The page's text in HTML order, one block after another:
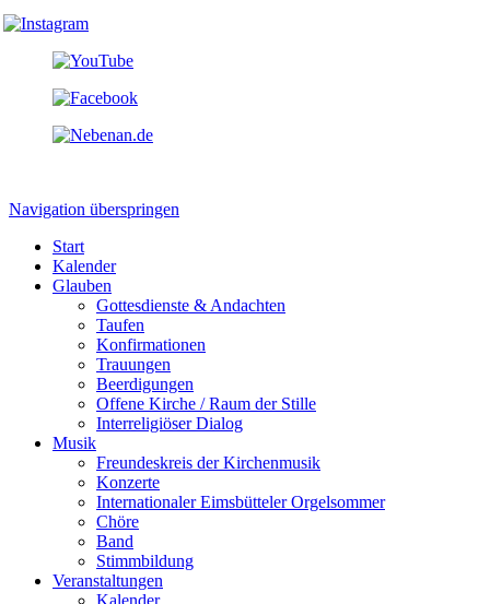
Navigation überspringen
Start
Kalender
Glauben
Gottesdienste & Andachten
Taufen
Konfirmationen
Trauungen
Beerdigungen
Offene Kirche / Raum der Stille
Interreligiöser Dialog
Musik
Freundeskreis der Kirchenmusik
Konzerte
Internationaler Eimsbütteler Orgelsommer
Chöre
Band
Stimmbildung
Veranstaltungen